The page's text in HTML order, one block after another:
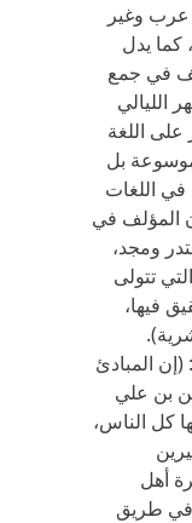
عرب وغير
يدل
في جمع
الليالي
اللغة
بل
اللغات
المؤلف في
ومجد،
تتولى
فيها،
المبادئ
بن علي
كل الناس،
أهل
في طريق